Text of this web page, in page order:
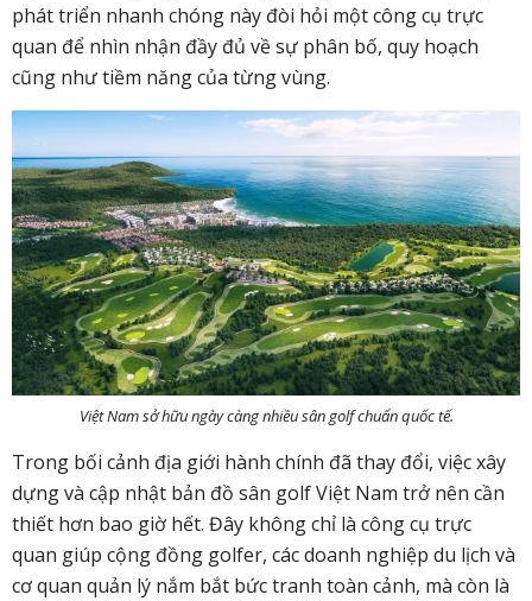
phát triển nhanh chóng này đòi hỏi một công cụ trực
quan để nhìn nhận đầy đủ về sự phân bố, quy hoạch
cũng như tiềm năng của từng vùng.
Việt Nam sở hữu ngày càng nhiều sân golf chuẩn quốc tế.
Trong bối cảnh địa giới hành chính đã thay đổi, việc xây
dựng và cập nhật bản đồ sân golf Việt Nam trở nên cần
thiết hơn bao giờ hết. Đây không chỉ là công cụ trực
quan giúp cộng đồng golfer, các doanh nghiệp du lịch và
cơ quan quản lý nắm bắt bức tranh toàn cảnh, mà còn là